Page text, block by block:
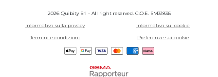
2026 Quibity Srl - All right reserved. C.O.E. SM31836
Informativa sulla privacy
Informativa sui cookie
Termini e condizioni
Preferenze sui cookie